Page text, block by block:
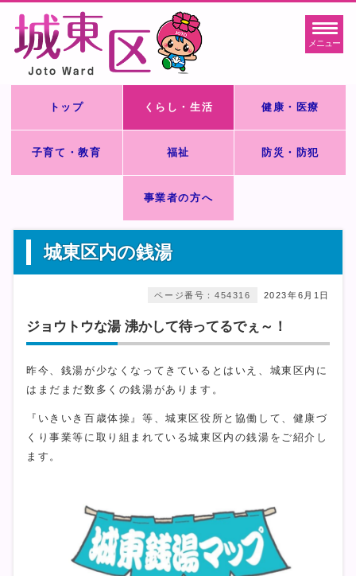
メニュー
トップ くらし・生活 健康・医療
子育て・教育 福祉 防災・防犯
事業者の方へ
城東区内の銭湯
2023年6月1日
ページ番号：454316
ジョウトウな湯 沸かして待ってるでぇ～！
昨今、銭湯が少なくなってきているとはいえ、城東区内に
はまだまだ数多くの銭湯があります。
『いきいき百歳体操』等、城東区役所と協働して、健康づ
くり事業等に取り組まれている城東区内の銭湯をご紹介し
ます。